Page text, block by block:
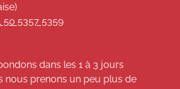
50 5357 5359
dans les 1 à 3 jours
nous prenons un peu plus de